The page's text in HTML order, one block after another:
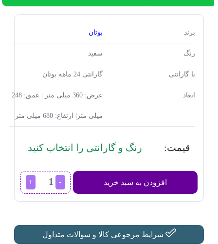
برند بوتان
رنگ سفید
با گارانتی گارانتی 24 ماهه بوتان
ابعاد عرض: 360 میلی متر | عمق: 248
میلی متر| ارتفاع: 680 میلی متر
قیمت: رنگ و گارانتی را انتخاب کنید
افزودن به سبد خرید
آبگرمکن
دیواری
عدد
شرایط مرجوعی کالا و سوالات متداول